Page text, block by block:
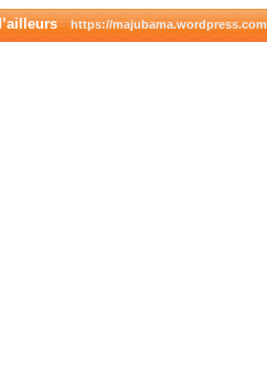
https://majubama.wordpress.com